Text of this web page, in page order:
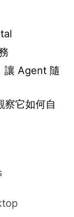
讓 Agent 隨
察它如何自